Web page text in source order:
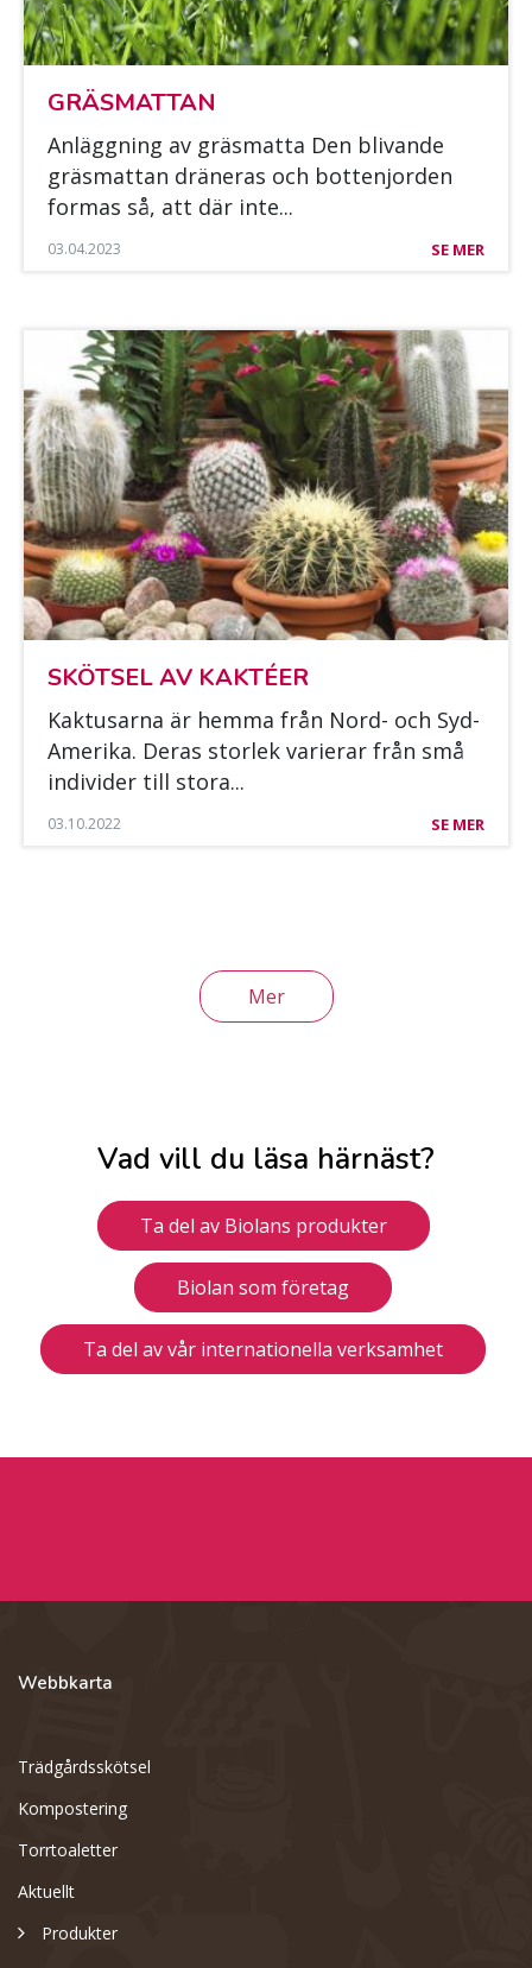
GRÄS­MAT­TAN
An­lägg­ning av gräs­mat­ta Den bli­van­de
gräs­mat­tan drä­ne­ras och bot­ten­jor­den
for­mas så, att där inte...
03.04.2023 SE MER
SKÖT­SEL AV KAKTÉER
Kak­tusar­na är hem­ma från Nord- och Syd-
Ame­ri­ka. De­ras stor­lek va­rie­rar från små
in­di­vi­der till sto­ra...
03.10.2022 SE MER
Mer
Vad vill du läsa härnäst?
Ta del av Biolans produkter
Biolan som företag
Ta del av vår internationella verksamhet
Webbkarta
Trädgårdsskötsel
Kompostering
Torrtoaletter
Aktuellt
Produkter